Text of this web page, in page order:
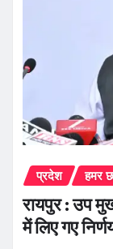
प्रदेश हमर
रायपुर : उप
में लिए गए